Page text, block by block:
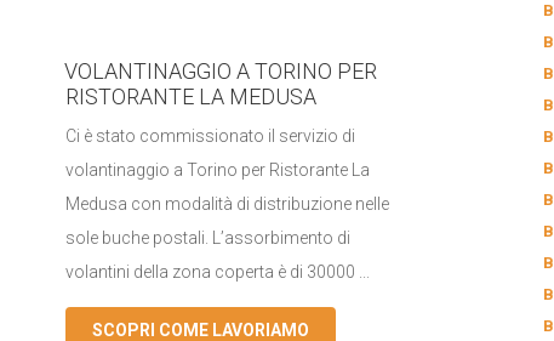
VOLANTINAGGIO A TORINO PER
RISTORANTE LA MEDUSA
Ci è stato commissionato il servizio di
volantinaggio a Torino per Ristorante La
Medusa con modalità di distribuzione nelle
sole buche postali. L’assorbimento di
volantini della zona coperta è di 30000 ...
SCOPRI COME LAVORIAMO